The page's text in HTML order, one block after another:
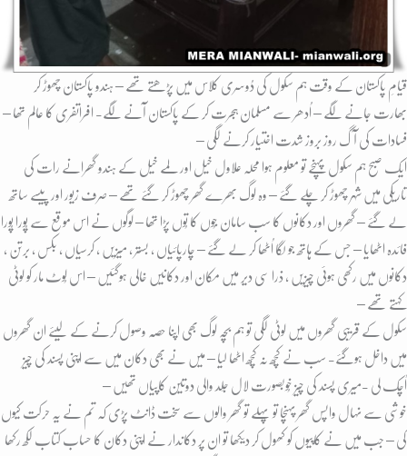
قیامِ پاکستان کے وقت ہم سکول کی دُوسری کلاس میں پڑھتے تھے – ہندو پاکستان چھوڑ کر
بھارت جانے لگے – اُدھر سے مسلمان ہجرت کر کے پاکستان آنے لگے- افراتفری کا عالم تھا –
فسادات کی آگ روز بروز شدت اختیار کرنے لگی –
ایک صبح ہم سکول پہنچے تو معلوم ہوا محلہ علاول خیل اور لمے خیل کے ہندو گھرانے رات کی
تاریکی میں شہر چھوڑ کر چلے گئے – وہ لوگ بھرے گھر چھوڑ کر گئے تھے – صرف زیور اور پیسے ساتھ
لے گئے – گھروں اور دکانوں کا سب سامان جُوں کا تُوں پڑا تھا – لوگوں نے اس موقع سے پُورا پُورا
فائدہ اٹھایا – جس کے ہاتھ جو لگا اُٹھا کر لے گئے – چارپائیاں ، بستر ، میزیں ، کرسیاں ، بکس ، برتن ،
دکانوں میں رکھی ہوئی چیزیں ، ذرا سی دیر میں مکان اور دکانیں خالی ہوگئیں – اس لُوٹ مار کو لوٹی
کہتے تھے –
سکول کے قریبی گھروں میں لوٹی لگی تو ہم بچہ لوگ بھی اپنا حصہ وصول کرنے کے لیئے ان گھروں
میں داخل ہوگئے- سب نے کُچھ نہ کُچھ اٹھا لیا – میں نے بھی دکان میں سے اپنی پسند کی چیز
اُچک لی -میری پسند کی چیز خُوبصورت لال جِلد والی دوتین کاپیاں تھیں –
خوشی سے نہال واپس گھر پہنچا تو پہلے تو گھر والوں سے سخت ڈانٹ پڑی کہ تم نے یہ حرکت کیوں
کی – جب میں نے کاپیوں کو کھول کر دیکھا تو ان پر دکاندار نے اپنی دکان کا حساب کتاب لکھ رکھا